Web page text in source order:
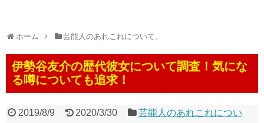
ホーム 芸能人のあれこれについて。
伊勢谷友介の歴代彼女について調査！気にな
る噂についても追求！
2019/8/9 2020/3/30
芸能人のあれこれについ